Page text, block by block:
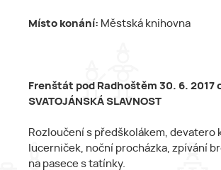
Místo konání: Městská knihovna
Frenštát pod Radhoštěm 30. 6. 2017
SVATOJÁNSKÁ SLAVNOST
Rozloučení s předškolákem, devatero
lucerniček, noční procházka, zpívání
na pasece s tatínky.